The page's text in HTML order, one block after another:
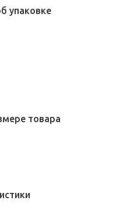
упаковке
товара